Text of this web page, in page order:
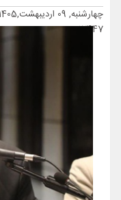
چهارشنبه, 09 اردیبهشت,1405 - 08:33 ق.ظ |
17447